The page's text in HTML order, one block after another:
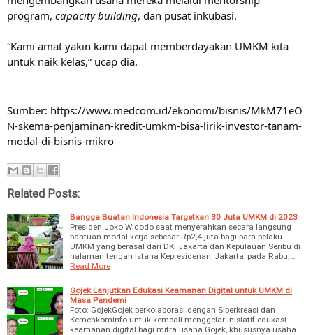
program, capacity building, dan pusat inkubasi.
“Kami amat yakin kami dapat memberdayakan UMKM kita
untuk naik kelas,” ucap dia.
Sumber: https://www.medcom.id/ekonomi/bisnis/MkM71eO
N-skema-penjaminan-kredit-umkm-bisa-lirik-investor-tanam-
modal-di-bisnis-mikro
Related Posts:
Bangga Buatan Indonesia Targetkan 30 Juta UMKM di 2023
Presiden Joko Widodo saat menyerahkan secara langsung
bantuan modal kerja sebesar Rp2,4 juta bagi para pelaku
UMKM yang berasal dari DKI Jakarta dan Kepulauan Seribu di
halaman tengah Istana Kepresidenan, Jakarta, pada Rabu, …
Read More
Gojek Lanjutkan Edukasi Keamanan Digital untuk UMKM di
Masa Pandemi
Foto: GojekGojek berkolaborasi dengan Siberkreasi dan
Kemenkominfo untuk kembali menggelar inisiatif edukasi
keamanan digital bagi mitra usaha Gojek, khususnya usaha